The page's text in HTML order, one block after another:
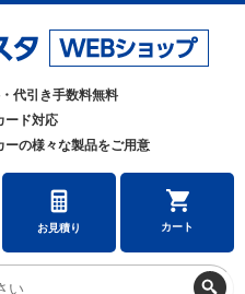
代引き手数料無料
ード対応
ーの様々な製品をご用意
お見積り カート